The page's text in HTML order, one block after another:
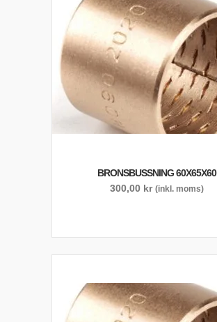
BRONSBUSSNING 60X65X60
300,00 kr (inkl. moms)